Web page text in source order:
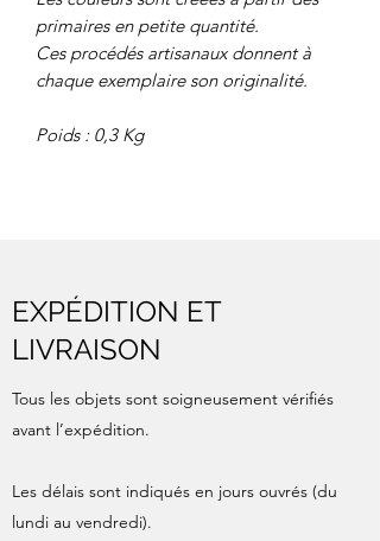
primaires en petite quantité.
Ces procédés artisanaux donnent à
chaque exemplaire son originalité.
Poids : 0,3 Kg
EXPÉDITION ET
LIVRAISON
Tous les objets sont soigneusement vérifiés
avant l’expédition.
Les délais sont indiqués en jours ouvrés (du
lundi au vendredi).